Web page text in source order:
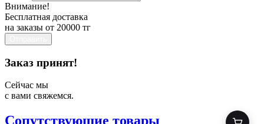
Внимание!
Бесплатная доставка
на заказы от 20000 тг
Заказ принят!
Сейчас мы
с вами свяжемся.
Сопутствующие товары